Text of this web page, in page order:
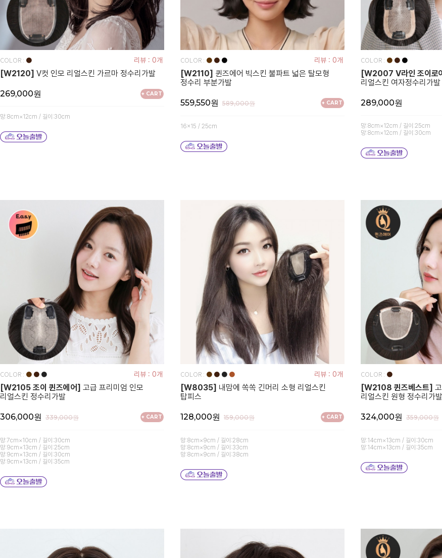
COLOR : ● 리뷰 : 0개
[W2120] V컷 인모 리얼스킨 가르마 정수리가발
269,000원 + CART
망:8cm×12cm / 길이:30cm
COLOR : ● ● ● 리뷰 : 0개
[W2110] 퀸즈에어 빅스킨 불파트 넓은 탈모형
정수리 부분가발
559,550원 589,000원 + CART
16x15 / 25cm
COLOR : ● ● ●
[W2007 V라인 조이로
리얼스킨 여자정수리가발
289,000원
망:8cm×12cm / 길이:25cm
망:8cm×12cm / 길이:30cm
COLOR : ● ● ● 리뷰 : 0개
[W2105 조이 퀸즈에어] 고급 프리미엄 인모
리얼스킨 정수리가발
306,000원 339,000원 + CART
망:7cm×10cm / 길이:30cm
망:9cm×13cm / 길이:25cm
망:9cm×13cm / 길이:30cm
망:9cm×13cm / 길이:35cm
COLOR : ● ● ● ● 리뷰 : 0개
[W8035] 내맘에 쏙쏙 긴머리 소형 리얼스킨
탑피스
128,000원 159,000원 + CART
망:8cm×9cm / 길이:28cm
망:8cm×9cm / 길이:33cm
망:8cm×9cm / 길이:38cm
COLOR : ●
[W2108 퀸즈베스트]
리얼스킨 원형 정수리가발
324,000원 359,000원
망:14cm×13cm / 길이:30cm
망:14cm×13cm / 길이:35cm